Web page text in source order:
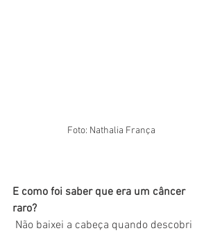
Foto: Nathalia França
E como foi saber que era um câncer
raro?
Não baixei a cabeça quando descobri